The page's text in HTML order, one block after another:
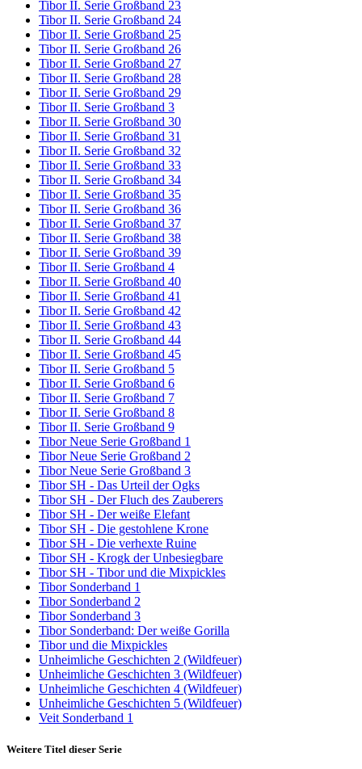
Tibor II. Serie Großband 23
Tibor II. Serie Großband 24
Tibor II. Serie Großband 25
Tibor II. Serie Großband 26
Tibor II. Serie Großband 27
Tibor II. Serie Großband 28
Tibor II. Serie Großband 29
Tibor II. Serie Großband 3
Tibor II. Serie Großband 30
Tibor II. Serie Großband 31
Tibor II. Serie Großband 32
Tibor II. Serie Großband 33
Tibor II. Serie Großband 34
Tibor II. Serie Großband 35
Tibor II. Serie Großband 36
Tibor II. Serie Großband 37
Tibor II. Serie Großband 38
Tibor II. Serie Großband 39
Tibor II. Serie Großband 4
Tibor II. Serie Großband 40
Tibor II. Serie Großband 41
Tibor II. Serie Großband 42
Tibor II. Serie Großband 43
Tibor II. Serie Großband 44
Tibor II. Serie Großband 45
Tibor II. Serie Großband 5
Tibor II. Serie Großband 6
Tibor II. Serie Großband 7
Tibor II. Serie Großband 8
Tibor II. Serie Großband 9
Tibor Neue Serie Großband 1
Tibor Neue Serie Großband 2
Tibor Neue Serie Großband 3
Tibor SH - Das Urteil der Ogks
Tibor SH - Der Fluch des Zauberers
Tibor SH - Der weiße Elefant
Tibor SH - Die gestohlene Krone
Tibor SH - Die verhexte Ruine
Tibor SH - Krogk der Unbesiegbare
Tibor SH - Tibor und die Mixpickles
Tibor Sonderband 1
Tibor Sonderband 2
Tibor Sonderband 3
Tibor Sonderband: Der weiße Gorilla
Tibor und die Mixpickles
Unheimliche Geschichten 2 (Wildfeuer)
Unheimliche Geschichten 3 (Wildfeuer)
Unheimliche Geschichten 4 (Wildfeuer)
Unheimliche Geschichten 5 (Wildfeuer)
Veit Sonderband 1
Weitere Titel dieser Serie